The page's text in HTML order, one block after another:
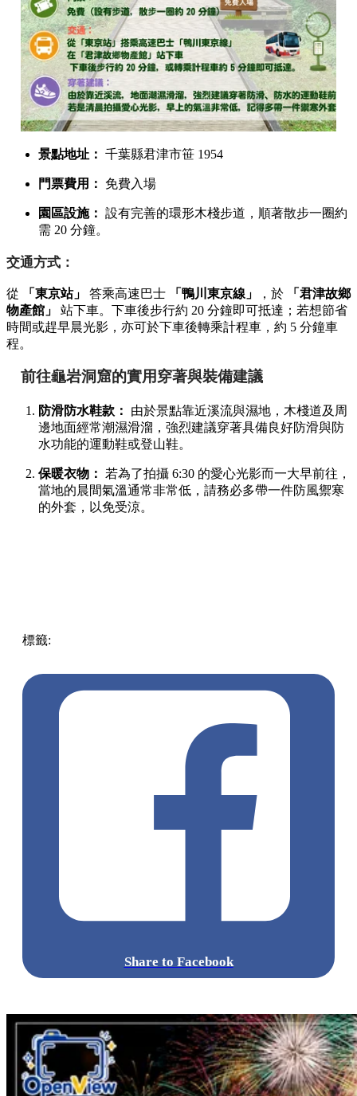
景點地址： 千葉縣君津市笹 1954
門票費用： 免費入場
園區設施： 設有完善的環形木棧步道，順著散步一圈約
需 20 分鐘。
交通方式：
從 「東京站」 答乘高速巴士 「鴨川東京線」 ，於
「君津故鄉
物產館」
站下車。下車後步行約 20 分鐘即可抵達；若想節省
時間或趕早晨光影，亦可於下車後轉乘計程車，約 5 分鐘車
程。
前往龜岩洞窟的實用穿著與裝備建議
防滑防水鞋款：
由於景點靠近溪流與濕地，木棧道及周
邊地面經常潮濕滑溜，強烈建議穿著具備良好防滑與防
水功能的運動鞋或登山鞋。
保暖衣物：
若為了拍攝 6:30 的愛心光影而一大早前往，
當地的晨間氣溫通常非常低，請務必多帶一件防風禦寒
的外套，以免受涼。
標籤:
Share to Facebook